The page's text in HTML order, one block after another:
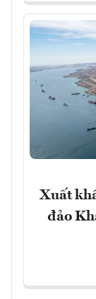
Xuất
đảo